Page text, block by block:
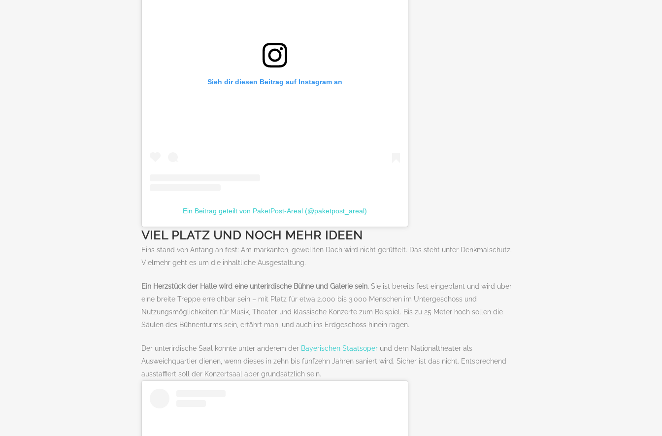
Sieh dir diesen Beitrag auf Instagram an
Ein Beitrag geteilt von PaketPost-Areal (@paketpost_areal)
VIEL PLATZ UND NOCH MEHR IDEEN
Eins stand von Anfang an fest: Am markanten, gewellten Dach wird nicht gerüttelt. Das steht unter Denkmalschutz.
Vielmehr geht es um die inhaltliche Ausgestaltung.
Ein Herzstück der Halle wird eine unterirdische Bühne und Galerie sein. Sie ist bereits fest eingeplant und wird über
eine breite Treppe erreichbar sein – mit Platz für etwa 2.000 bis 3.000 Menschen im Untergeschoss und
Nutzungsmöglichkeiten für Musik, Theater und klassische Konzerte zum Beispiel. Bis zu 25 Meter hoch sollen die
Säulen des Bühnenturms sein, erfährt man, und auch ins Erdgeschoss hinein ragen.
Der unterirdische Saal könnte unter anderem der Bayerischen Staatsoper und dem Nationaltheater als
Ausweichquartier dienen, wenn dieses in zehn bis fünfzehn Jahren saniert wird. Sicher ist das nicht. Entsprechend
ausstaffiert soll der Konzertsaal aber grundsätzlich sein.